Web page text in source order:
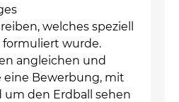
welches speziell
wurde.
angleichen und
eine Bewerbung, mit
um den Erdball sehen